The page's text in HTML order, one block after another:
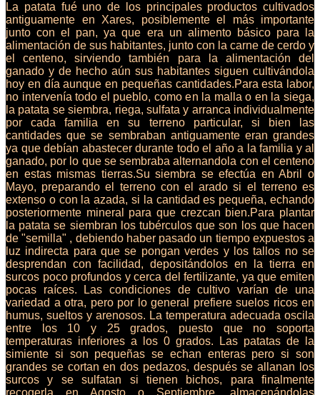
La patata fué uno de los principales productos cultivados
antiguamente en Xares, posiblemente el más importante
junto con el pan, ya que era un alimento básico para la
alimentación de sus habitantes, junto con la carne de cerdo y
el centeno, sirviendo también para la alimentación del
ganado y de hecho aún sus habitantes siguen cultivándola
hoy en día aunque en pequeñas cantidades.Para esta labor,
no intervenía todo el pueblo, como en la malla o en la siega,
la patata se siembra, riega, sulfata y arranca individualmente
por cada familia en su terreno particular, si bien las
cantidades que se sembraban antiguamente eran grandes
ya que debían abastecer durante todo el año a la familia y al
ganado, por lo que se sembraba alternandola con el centeno
en estas mismas tierras.Su siembra se efectúa en Abril o
Mayo, preparando el terreno con el arado si el terreno es
extenso o con la azada, si la cantidad es pequeña, echando
posteriormente mineral para que crezcan bien.Para plantar
la patata se siembran los tubérculos que son los que hacen
de "semilla" , debiendo haber pasado un tiempo expuestos a
luz indirecta para que se pongan verdes y los tallos no se
desprendan con facilidad, depositándolos en la tierra en
surcos poco profundos y cerca del fertilizante, ya que emiten
pocas raíces. Las condiciones de cultivo varían de una
variedad a otra, pero por lo general prefiere suelos ricos en
humus, sueltos y arenosos. La temperatura adecuada oscila
entre los 10 y 25 grados, puesto que no soporta
temperaturas inferiores a los 0 grados. Las patatas de la
simiente si son pequeñas se echan enteras pero si son
grandes se cortan en dos pedazos, después se allanan los
surcos y se sulfatan si tienen bichos, para finalmente
recogerla en Agosto o Septiembre, almacenándolas